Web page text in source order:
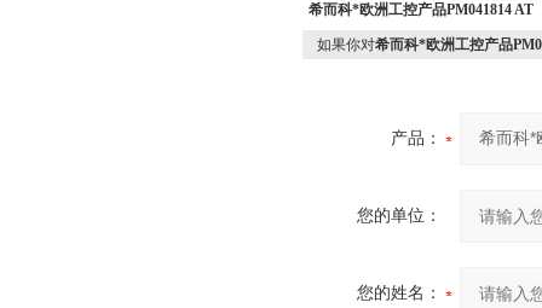
希而科*欧洲工控产品PM041814 AT
如果你对希而科*欧洲工控产品
产品：
您的单位：
您的姓名：